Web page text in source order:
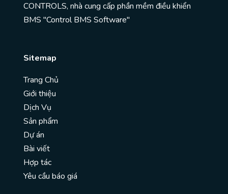
CONTROLS, nhà cung cấp phần mềm điều khiển
BMS "Control BMS Software"
Sitemap
Trang Chủ
Giới thiệu
Dịch Vụ
Sản phẩm
Dự án
Bài viết
Hợp tác
Yêu cầu báo giá